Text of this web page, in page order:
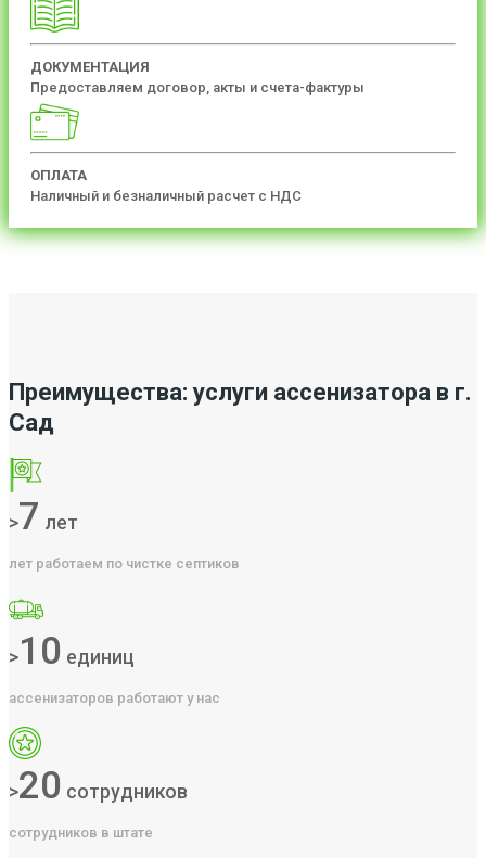
ДОКУМЕНТАЦИЯ
Предоставляем договор, акты и счета-фактуры
ОПЛАТА
Наличный и безналичный расчет с НДС
Преимущества: услуги ассенизатора в г.
Сад
>7 лет
лет работаем по чистке септиков
>10 единиц
ассенизаторов работают у нас
>20 сотрудников
сотрудников в штате